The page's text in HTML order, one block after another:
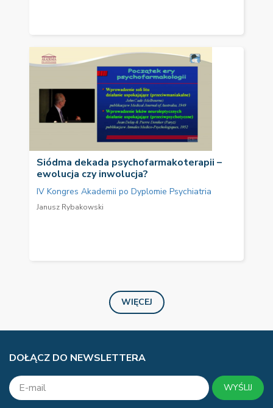
Siódma dekada psychofarmakoterapii –
ewolucja czy inwolucja?
IV Kongres Akademii po Dyplomie Psychiatria
Janusz Rybakowski
WIĘCEJ
DOŁĄCZ DO NEWSLETTERA
WYŚLIJ